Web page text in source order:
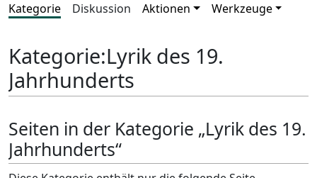
Kategorie Diskussion Aktionen Werkzeuge
Kategorie:Lyrik des 19.
Jahrhunderts
Seiten in der Kategorie „Lyrik des 19.
Jahrhunderts“